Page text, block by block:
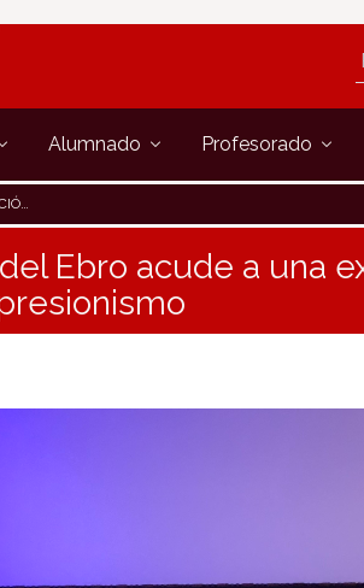
Alumnado Profesorado
del Ebro acude a una